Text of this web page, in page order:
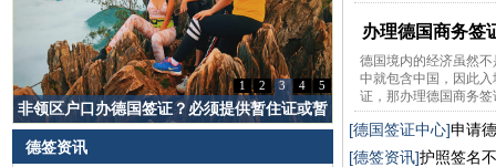
1 2 3 4 5
非领区户口办德国签证？必须提供暂住证或暂
德签资讯
办理德国商务签
德国境内的经济虽然
中就包含中国，因此
证，那办理德国商务
[德国签证中心]申请
参展签审批吗？
[德签资讯]护照签名